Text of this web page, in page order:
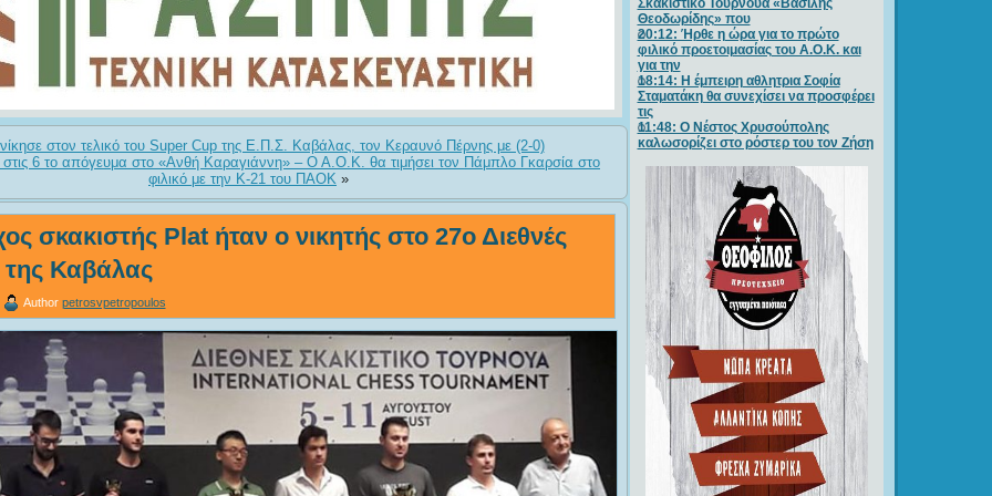
στον τελικό του Super Cup της Ε.Π.Σ. Καβάλας, τον Κεραυνό Πέρνης με (2-0)
στις 6 το απόγευμα στο «Ανθή Καραγιάννη» – Ο Α.Ο.Κ. θα τιμήσει τον Πάμπλο Γκαρσία στο
φιλικό με την Κ-21 του ΠΑΟΚ »
σκακιστής Plat ήταν ο νικητής στο 27ο Διεθνές
Καβάλας
Author petrosvpetropoulos
Σκακιστικό Τουρνουά «Βασίλης
Θεοδωρίδης» που
20:12: Ήρθε η ώρα για το πρώτο
φιλικό προετοιμασίας του Α.Ο.Κ. και
για την
18:14: Η έμπειρη αθλητρια Σοφία
Σταματάκη θα συνεχίσει να προσφέρει
τις
11:48: Ο Νέστος Χρυσούπολης
καλωσορίζει στο ρόστερ του τον Ζήση